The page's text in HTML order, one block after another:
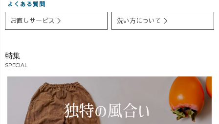
よくある質問
お直しサービス ＞ 洗い方について ＞
特集
SPECIAL